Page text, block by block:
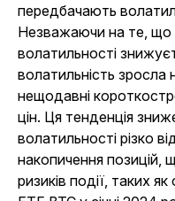
передбачають
Незважаючи на те, що
волатильності
волатильність
нещодавні
цін. Ця тенденція
волатильності різко
накопичення позицій,
ризиків події, таких